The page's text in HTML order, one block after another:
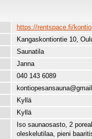
https://rentspace.fi/
Kangaskontiontie 10,
Saunatila
Janna
040 143 6089
Kyllä
Kyllä
Iso saunaosasto, 2
oleskelutilaa, pieni